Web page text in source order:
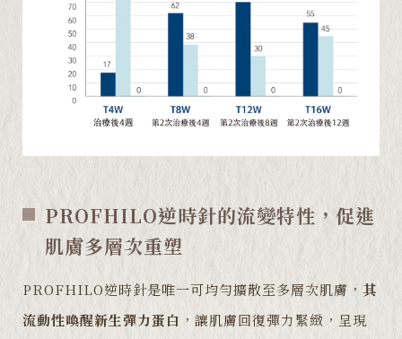
PROFHILO逆時針的流變特性，促進
肌膚多層次重塑
PROFHILO逆時針是唯一可均勻擴散至多層次肌膚， 其
流動性喚醒新生彈力蛋白 ，讓肌膚回復彈力緊緻，呈現